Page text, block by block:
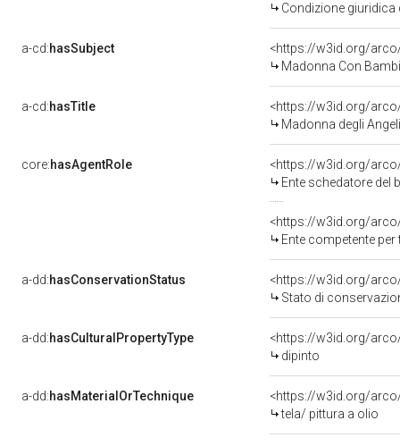
Condizione giuridica
a-cd:hasSubject
<https://w3id.org/
Madonna Con
a-cd:hasTitle
<https://w3id.org/
Madonna degli Angeli
core:hasAgentRole
<https://w3id.org/
Ente schedatore del
<https://w3id.org/
Ente competente per
a-dd:hasConservationStatus
<https://w3id.org/
Stato di
a-dd:hasCulturalPropertyType
<https://w3id.org/
dipinto
a-dd:hasMaterialOrTechnique
<https://w3id.org/
tela/ pittura a olio